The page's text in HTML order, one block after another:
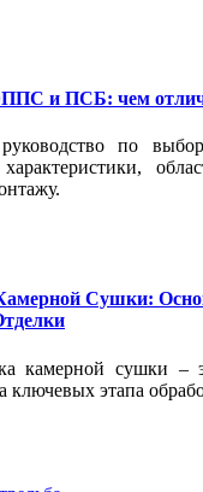
и ПСБ: чем
руководство по
Сушки:
камерной сушки –
ключевых этапа